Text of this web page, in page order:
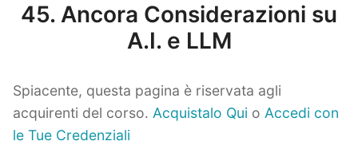
45. Ancora Considerazioni su
A.I. e LLM
Spiacente, questa pagina è riservata agli
acquirenti del corso. Acquistalo Qui o Accedi con
le Tue Credenziali